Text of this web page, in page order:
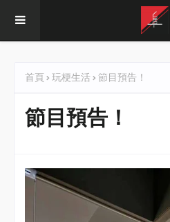
首頁 玩梗生活 節目預告！
節目預告！